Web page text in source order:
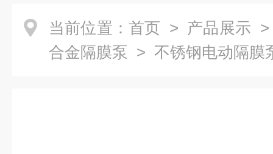
当前位置： 首页 > 产品展示
合金隔膜泵 > 不锈钢电动隔膜